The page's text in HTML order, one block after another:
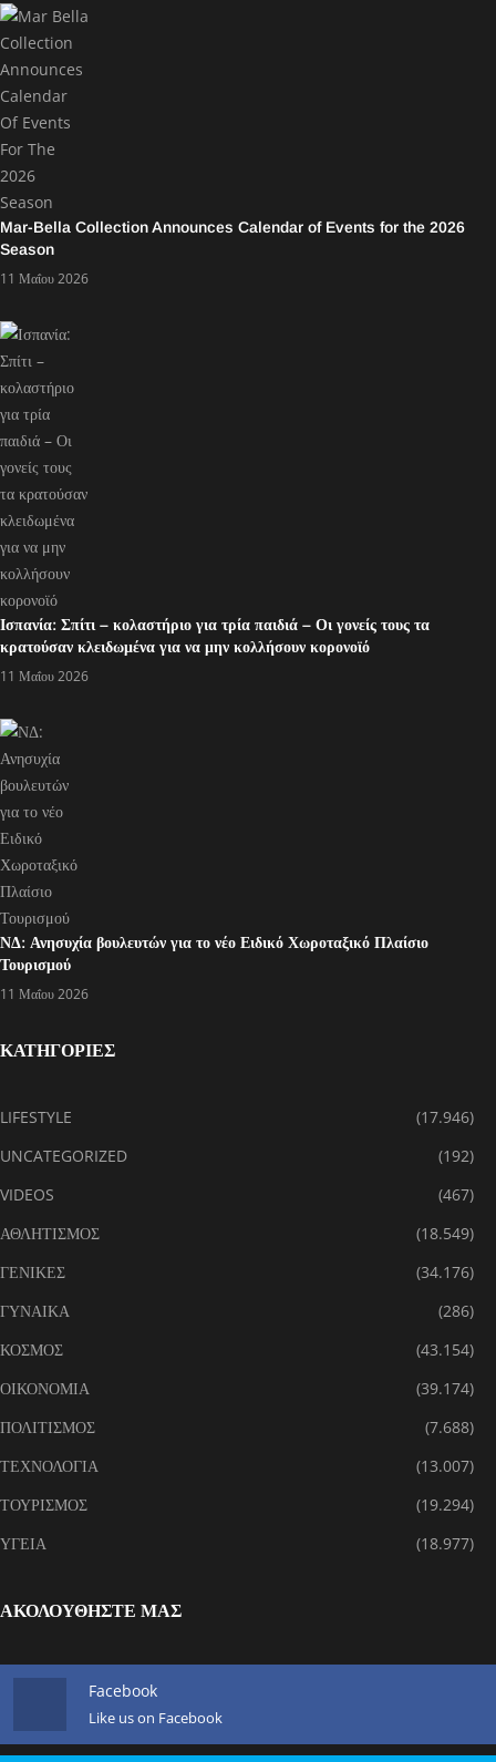
Mar-Bella Collection Announces Calendar of Events for the 2026
Season
11 Μαΐου 2026
Ισπανία: Σπίτι – κολαστήριο για τρία παιδιά – Οι γονείς τους τα
κρατούσαν κλειδωμένα για να μην κολλήσουν κορονοϊό
11 Μαΐου 2026
ΝΔ: Ανησυχία βουλευτών για το νέο Ειδικό Χωροταξικό Πλαίσιο
Τουρισμού
11 Μαΐου 2026
ΚΑΤΗΓΟΡΙΕΣ
LIFESTYLE
(17.946)
UNCATEGORIZED
(192)
VIDEOS
(467)
ΑΘΛΗΤΙΣΜΟΣ
(18.549)
ΓΕΝΙΚΕΣ
(34.176)
ΓΥΝΑΙΚΑ
(286)
ΚΟΣΜΟΣ
(43.154)
ΟΙΚΟΝΟΜΙΑ
(39.174)
ΠΟΛΙΤΙΣΜΟΣ
(7.688)
ΤΕΧΝΟΛΟΓΙΑ
(13.007)
ΤΟΥΡΙΣΜΟΣ
(19.294)
ΥΓΕΙΑ
(18.977)
ΑΚΟΛΟΥΘΗΣΤΕ ΜΑΣ
Facebook
Like us on Facebook